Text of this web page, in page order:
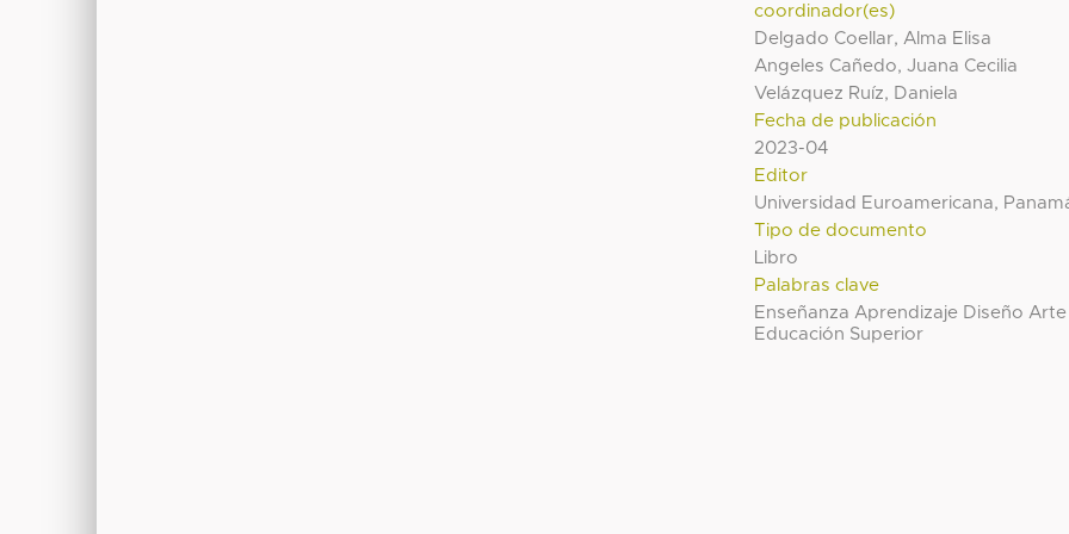
coordinador(es)
Delgado Coellar, Alma Elisa
Angeles Cañedo, Juana Cecilia
Velázquez Ruíz, Daniela
Fecha de publicación
2023-04
Editor
Universidad Euroamericana,
Tipo de documento
Libro
Palabras clave
Enseñanza Aprendizaje Diseño Arte
Educación Superior